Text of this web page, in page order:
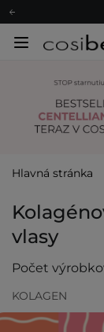
Hlavná stránka
vlasy
Počet
KOLAGEN